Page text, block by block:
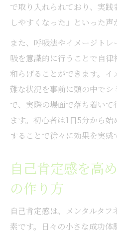
で取り入れられており、実
しやすくなった」といった声
また、呼吸法やイメージト
吸を意識的に行うことで自
和らげることができます。
難な状況を事前に頭の中でシ
で、実際の場面で落ち着い
ます。初心者は1日5分から
することで徐々に効果を実感
自己肯定感を高
の作り方
自己肯定感は、メンタルタ
素です。日々の小さな成功体